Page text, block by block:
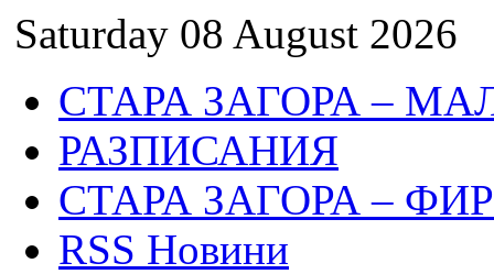
Saturday 08 August 2026
СТАРА ЗАГОРА –
РАЗПИСАНИЯ
СТАРА ЗАГОРА –
RSS Новини